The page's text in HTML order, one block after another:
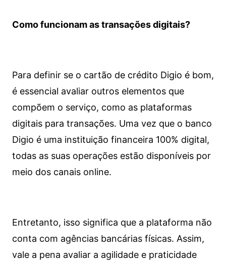
Como funcionam as transações digitais?
Para definir se o cartão de crédito Digio é bom,
é essencial avaliar outros elementos que
compõem o serviço, como as plataformas
digitais para transações. Uma vez que o banco
Digio é uma instituição financeira 100% digital,
todas as suas operações estão disponíveis por
meio dos canais online.
Entretanto, isso significa que a plataforma não
conta com agências bancárias físicas. Assim,
vale a pena avaliar a agilidade e praticidade